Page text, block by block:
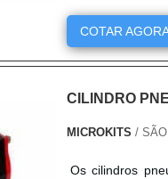
confiabilidade.
COTAR
CILINDRO
MICROKITS /
Os cilindros